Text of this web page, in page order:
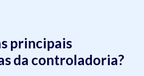
principais
da controladoria?